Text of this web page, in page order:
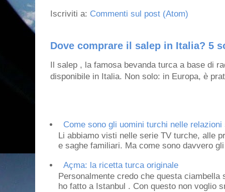
Iscriviti a: Commenti sul post (Atom)
Dove comprare il salep in Italia? 5
Il salep , la famosa bevanda turca a base di
disponibile in Italia. Non solo: in Europa, è
Come sono gli uomini turchi nelle
Li abbiamo visti nelle serie TV turche, alle
e saghe familiari. Ma come sono davvero
Açma: la ricetta turca originale
Personalmente credo che questa
ho fatto a Istanbul . Con questo non voglio